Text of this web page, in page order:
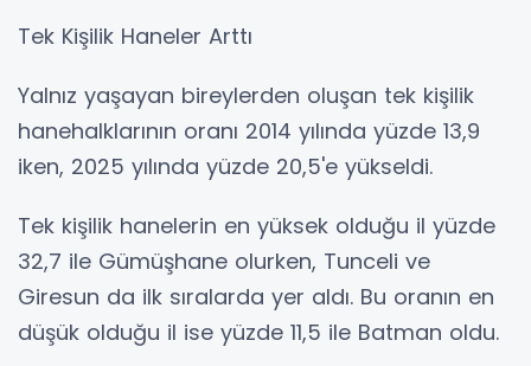
Tek Kişilik Haneler Arttı
Yalnız yaşayan bireylerden oluşan tek kişilik
hanehalklarının oranı 2014 yılında yüzde 13,9
iken, 2025 yılında yüzde 20,5'e yükseldi.
Tek kişilik hanelerin en yüksek olduğu il yüzde
32,7 ile Gümüşhane olurken, Tunceli ve
Giresun da ilk sıralarda yer aldı. Bu oranın en
düşük olduğu il ise yüzde 11,5 ile Batman oldu.